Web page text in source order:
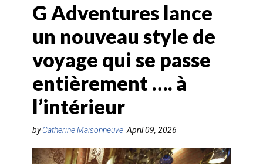
FORFAIT VACANCES
CROISIÈRES
HOTELS & RESORTS
DESTINATIONS
AGENTS DE VOYAGE
G Adventures lance
un nouveau style de
voyage qui se passe
entièrement …. à
l’intérieur
byCatherine Maisonneuve April 09, 2026